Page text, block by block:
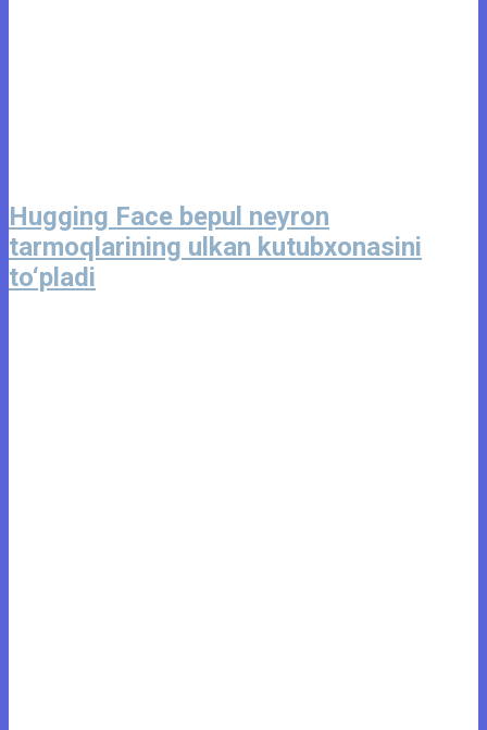
Hugging Face bepul neyron
tarmoqlarining ulkan kutubxonasini
to‘pladi